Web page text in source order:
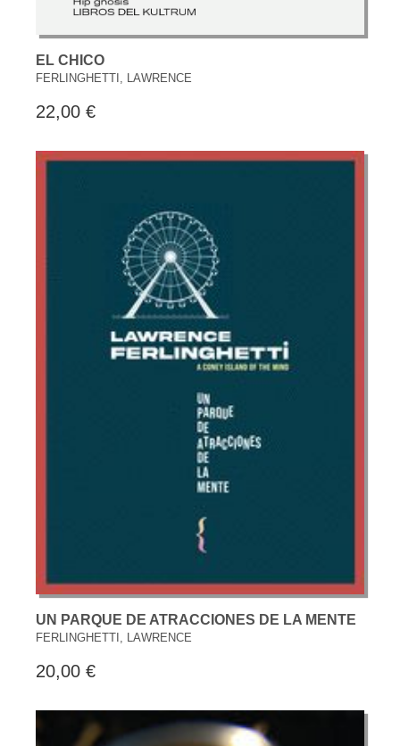
EL CHICO
FERLINGHETTI, LAWRENCE
22,00 €
UN PARQUE DE ATRACCIONES DE LA MENTE
FERLINGHETTI, LAWRENCE
20,00 €